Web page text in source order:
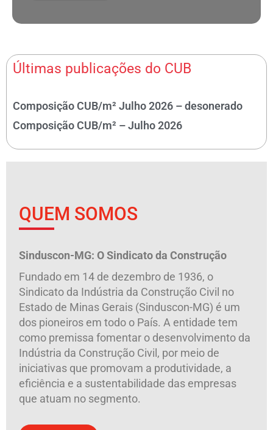
Últimas publicações do CUB
Composição CUB/m² Julho 2026 – desonerado
Composição CUB/m² – Julho 2026
QUEM SOMOS
Sinduscon-MG: O Sindicato da Construção
Fundado em 14 de dezembro de 1936, o
Sindicato da Indústria da Construção Civil no
Estado de Minas Gerais (Sinduscon-MG) é um
dos pioneiros em todo o País. A entidade tem
como premissa fomentar o desenvolvimento da
Indústria da Construção Civil, por meio de
iniciativas que promovam a produtividade, a
eficiência e a sustentabilidade das empresas
que atuam no segmento.